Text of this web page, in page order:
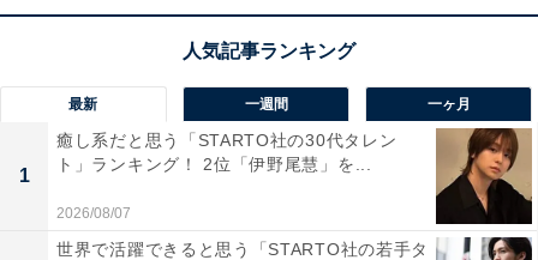
「日本アルプスの麓にある自然豊かな土地なので、
みんな穏やかな気持ちで暮らしていそう」（40代男
性／兵庫県）
「以前訪れたときに安心感がありました」（50代女
最新 一週間 一ヶ月
1
癒し系だと思う「STARTO社の30代タレン
ト」ランキング！ 2位「伊野尾慧」を...
2026/08/07
世界で活躍できると思う「STARTO社の若手タ